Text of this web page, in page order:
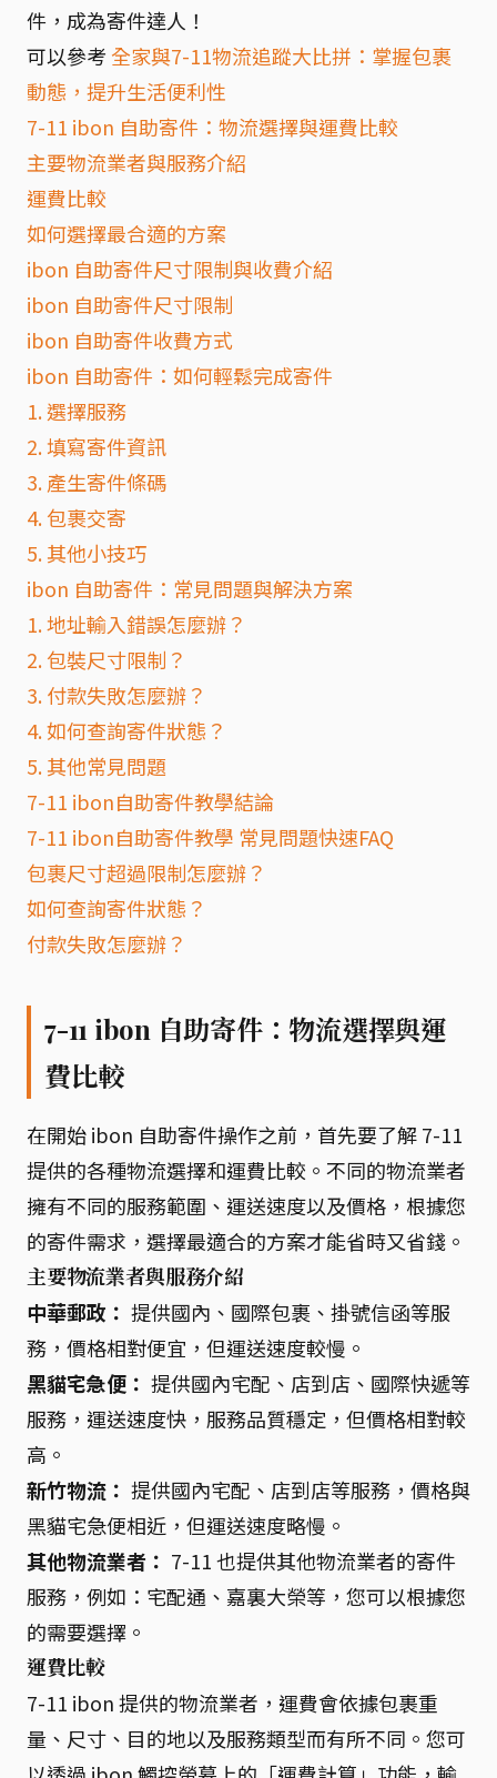
件，成為寄件達人！
可以參考 全家與7-11物流追蹤大比拼：掌握包裹
動態，提升生活便利性
7-11 ibon 自助寄件：物流選擇與運費比較
主要物流業者與服務介紹
運費比較
如何選擇最合適的方案
ibon 自助寄件尺寸限制與收費介紹
ibon 自助寄件尺寸限制
ibon 自助寄件收費方式
ibon 自助寄件：如何輕鬆完成寄件
1. 選擇服務
2. 填寫寄件資訊
3. 產生寄件條碼
4. 包裹交寄
5. 其他小技巧
ibon 自助寄件：常見問題與解決方案
1. 地址輸入錯誤怎麼辦？
2. 包裝尺寸限制？
3. 付款失敗怎麼辦？
4. 如何查詢寄件狀態？
5. 其他常見問題
7-11 ibon自助寄件教學結論
7-11 ibon自助寄件教學 常見問題快速FAQ
包裹尺寸超過限制怎麼辦？
如何查詢寄件狀態？
付款失敗怎麼辦？
7-11 ibon 自助寄件：物流選擇與運
費比較
在開始 ibon 自助寄件操作之前，首先要了解 7-11
提供的各種物流選擇和運費比較。不同的物流業者
擁有不同的服務範圍、運送速度以及價格，根據您
的寄件需求，選擇最適合的方案才能省時又省錢。
主要物流業者與服務介紹
中華郵政： 提供國內、國際包裹、掛號信函等服
務，價格相對便宜，但運送速度較慢。
黑貓宅急便： 提供國內宅配、店到店、國際快遞等
服務，運送速度快，服務品質穩定，但價格相對較
高。
新竹物流： 提供國內宅配、店到店等服務，價格與
黑貓宅急便相近，但運送速度略慢。
其他物流業者： 7-11 也提供其他物流業者的寄件
服務，例如：宅配通、嘉裏大榮等，您可以根據您
的需要選擇。
運費比較
7-11 ibon 提供的物流業者，運費會依據包裹重
量、尺寸、目的地以及服務類型而有所不同。您可